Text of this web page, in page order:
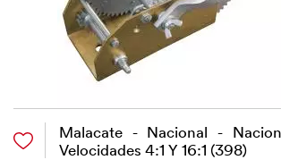
Malacate - Nacional -
Velocidades 4:1 Y 16:1 (398)